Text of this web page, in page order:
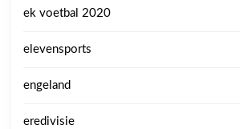
ek voetbal 2020
elevensports
engeland
eredivisie